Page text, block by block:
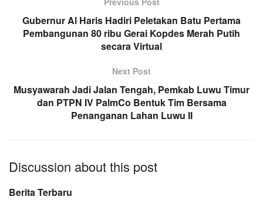
Gubernur Al Haris Hadiri Peletakan Batu Pertama
Pembangunan 80 ribu Gerai Kopdes Merah Putih
secara Virtual
Next Post
Musyawarah Jadi Jalan Tengah, Pemkab Luwu Timur
dan PTPN IV PalmCo Bentuk Tim Bersama
Penanganan Lahan Luwu II
Discussion about this post
Berita Terbaru